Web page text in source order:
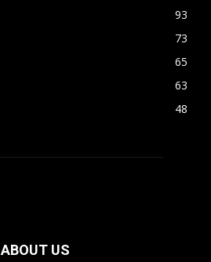
93
73
65
63
48
ABOUT US